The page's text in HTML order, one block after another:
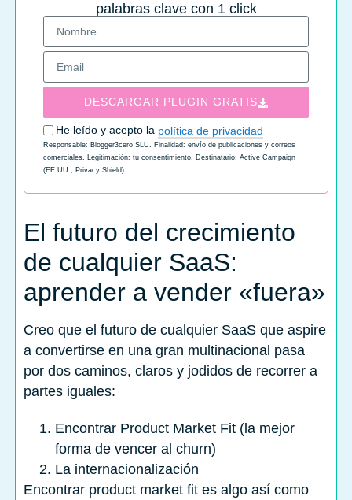
palabras clave con 1 click
He leído y acepto la política de privacidad
Responsable: Blogger3cero SLU. Finalidad: envío de publicaciones y correos
comerciales. Legitimación: tu consentimiento. Destinatario: Active Campaign
(EE.UU., Privacy Shield).
DESCARGAR PLUGIN GRATIS
El futuro del crecimiento
de cualquier SaaS:
aprender a vender «fuera»
Creo que el futuro de cualquier SaaS que aspire
a convertirse en una gran multinacional pasa
por dos caminos, claros y jodidos de recorrer a
partes iguales:
Encontrar Product Market Fit (la mejor
forma de vencer al churn)
La internacionalización
Encontrar product market fit es algo así como